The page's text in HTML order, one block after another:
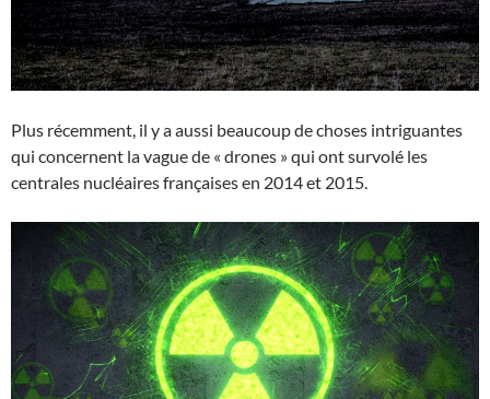
Plus récemment, il y a aussi beaucoup de choses intriguantes
qui concernent la vague de « drones » qui ont survolé les
centrales nucléaires françaises en 2014 et 2015.